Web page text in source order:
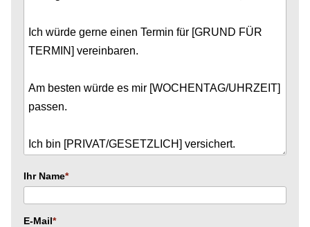
Ihr Name
E-Mail